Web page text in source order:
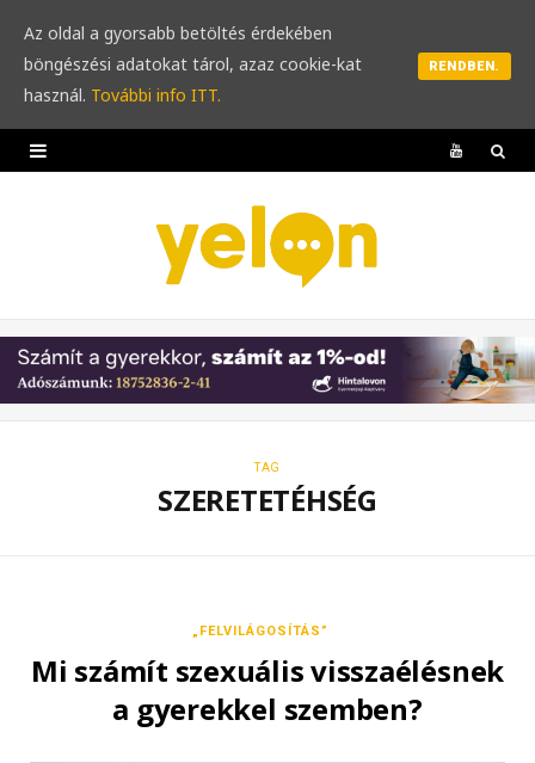
Y
u
b
e
TAG
SZERETETÉHSÉG
„FELVILÁGOSÍTÁS”
Mi számít szexuális visszaélésnek
a gyerekkel szemben?
Az oldal a gyorsabb betöltés érdekében
böngészési adatokat tárol, azaz cookie-kat
használ. További info ITT.
RENDBEN.